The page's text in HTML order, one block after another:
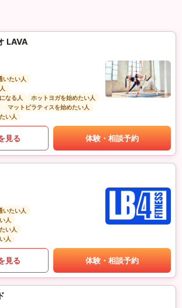
LAVA
いたい人
なる人
ホットヨガを始めたい人
マットピラティスを始めたい人
い人
見る 体験・相談予約
いたい人
人
い人
人
見る 体験・相談予約